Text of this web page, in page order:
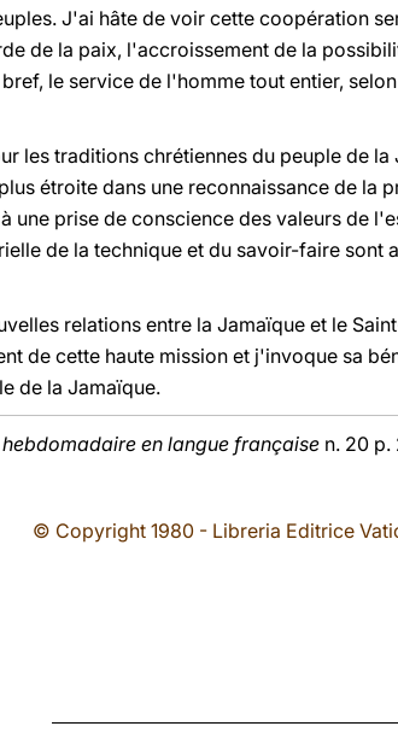
J'ai hâte de voir cette coopération
de la paix, l'accroissement de la
le service de l'homme tout entier,
les traditions chrétiennes du peuple de
étroite dans une reconnaissance de la
une prise de conscience des valeurs de
de la technique et du savoir-faire sont
relations entre la Jamaïque et le
de cette haute mission et j'invoque sa
de la Jamaïque.
en langue française n. 20 p.
© Copyright 1980 - Libreria Editrice